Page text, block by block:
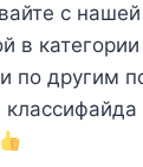
с нашей
в
по другим